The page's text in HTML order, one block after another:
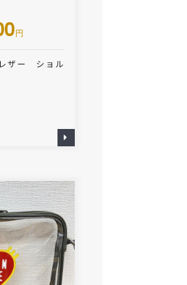
円
ザー ショル